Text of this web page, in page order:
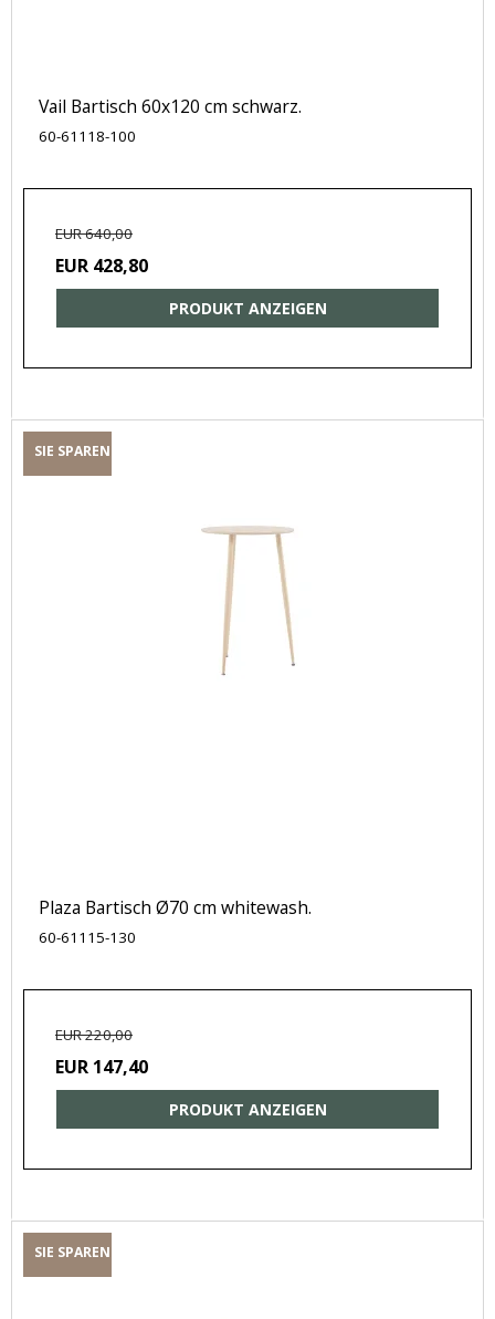
Vail Bartisch 60x120 cm schwarz.
60-61118-100
EUR 640,00
EUR 428,80
PRODUKT ANZEIGEN
SIE SPAREN
Plaza Bartisch Ø70 cm whitewash.
60-61115-130
EUR 220,00
EUR 147,40
PRODUKT ANZEIGEN
SIE SPAREN